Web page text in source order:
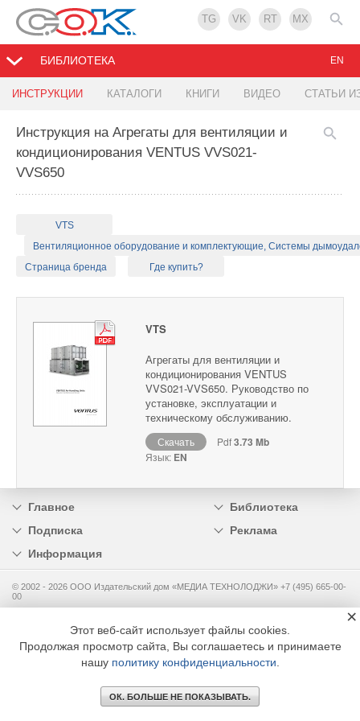
TG VK RT MX
БИБЛИОТЕКА
ИНСТРУКЦИИ КАТАЛОГИ КНИГИ ВИДЕО СТАТЬИ
EN
Инструкция на Агрегаты для вентиляции и
кондиционирования VENTUS VVS021-
VVS650
VTS
Вентиляционное оборудование и комплектующие, Системы
Страница бренда
Где купить?
VTS
Агрегаты для вентиляции и
кондиционирования VENTUS
VVS021-VVS650. Руководство по
установке, эксплуатации и
техническому обслуживанию.
Скачать Pdf3.73 Mb
Язык: EN
Главное
Библиотека
Подписка
Реклама
Информация
© 2002 - 2026 OOO Издательский дом «МЕДИА ТЕХНОЛОДЖИ» +7 (495) 665-00-
00
Этот веб-сайт использует файлы cookies.
Продолжая просмотр сайта, Вы соглашаетесь и принимаете
нашу политику конфиденциальности
ОК. БОЛЬШЕ НЕ ПОКАЗЫВАТЬ.
×